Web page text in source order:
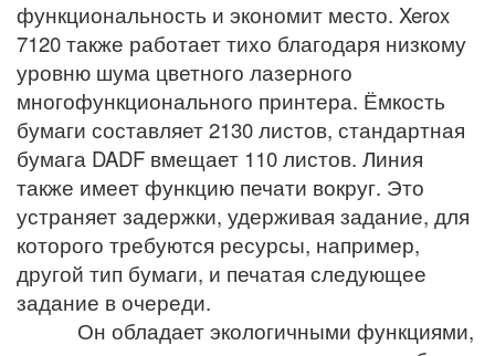
функциональность и экономит место. Xerox
7120 также работает тихо благодаря низкому
уровню шума цветного лазерного
многофункционального принтера. Ёмкость
бумаги составляет 2130 листов, стандартная
бумага DADF вмещает 110 листов. Линия
также имеет функцию печати вокруг. Это
устраняет задержки, удерживая задание, для
которого требуются ресурсы, например,
другой тип бумаги, и печатая следующее
задание в очереди.
Он обладает экологичными функциями,